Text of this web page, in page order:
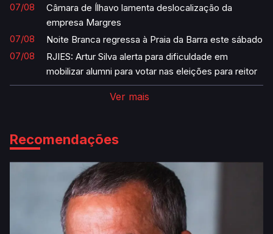
07/08
Câmara de Ílhavo lamenta deslocalização da
empresa Margres
07/08
Noite Branca regressa à Praia da Barra este sábado
07/08
RJIES: Artur Silva alerta para dificuldade em
mobilizar alumni para votar nas eleições para reitor
Ver mais
Recomendações